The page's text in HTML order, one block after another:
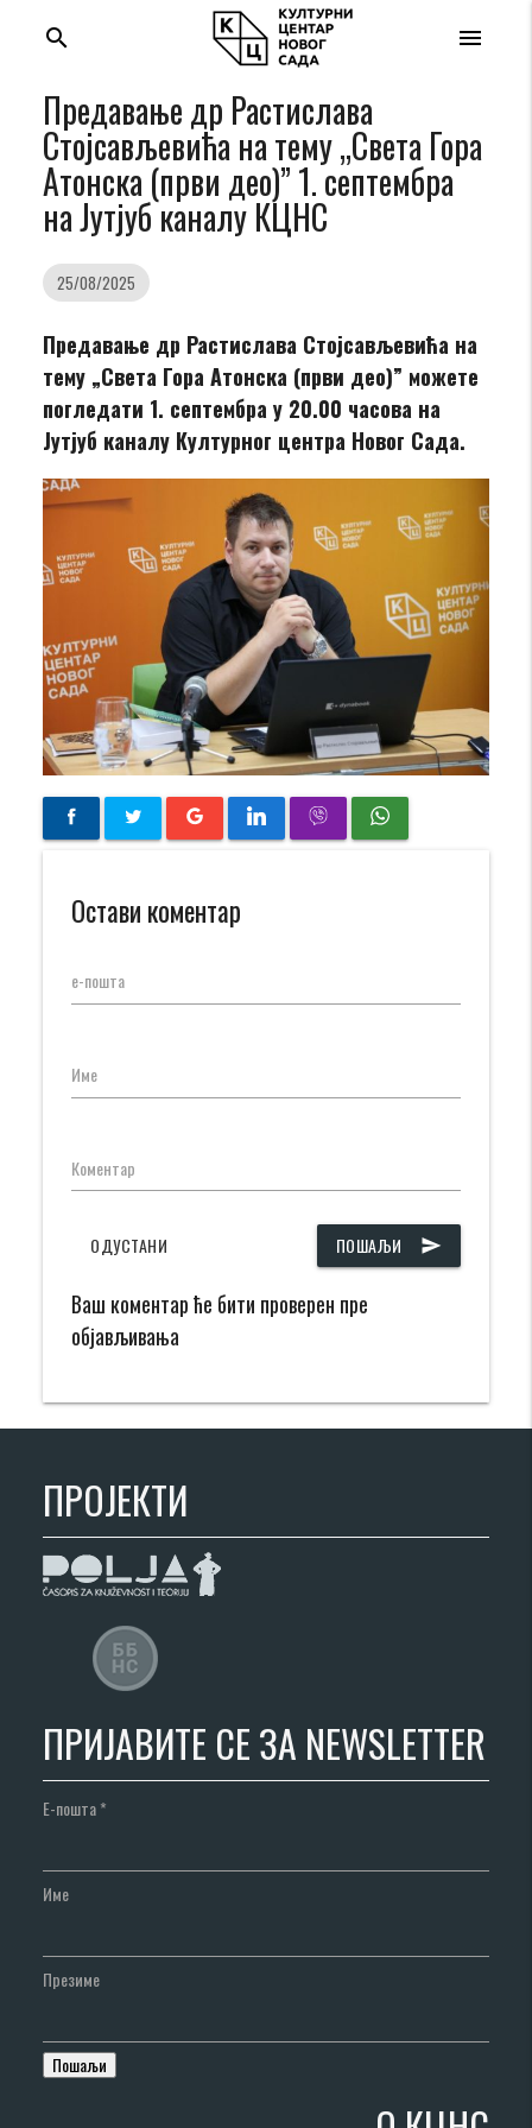
menu
search
Предавање др Растиславa
Стојсављевићa на тему „Света Гора
Атонска (први део)” 1. септембра
на Јутјуб каналу КЦНС
25/08/2025
Предавање др Растиславa Стојсављевићa на
тему „Света Гора Атонска (први део)” можете
погледати 1. септембра у 20.00 часова на
Јутјуб каналу Културног центра Новог Сада.
Остави коментар
е-пошта
Име
Коментар
ПОШАЉИ send
ОДУСТАНИ
Ваш коментар ће бити проверен пре
објављивања
ПРОЈЕКТИ
ПРИЈАВИТЕ СЕ ЗА NEWSLETTER
Е-пошта*
Име
Презиме